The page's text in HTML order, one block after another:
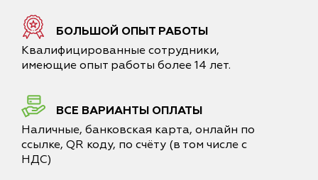
БОЛЬШОЙ ОПЫТ РАБОТЫ
Квалифицированные сотрудники,
имеющие опыт работы более 14 лет.
ВСЕ ВАРИАНТЫ ОПЛАТЫ
Наличные, банковская карта, онлайн по
ссылке, QR коду, по счёту (в том числе с
НДС)